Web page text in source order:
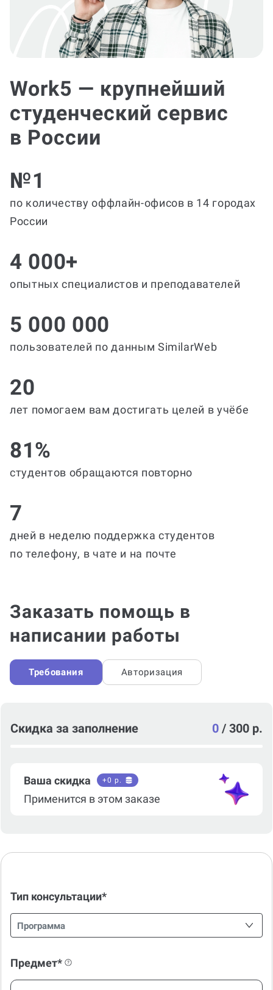
Work5 — крупнейший
студенческий сервис
в России
№1
по количеству оффлайн-офисов в 14 городах
России
4 000+
опытных специалистов и преподавателей
5 000 000
пользователей по данным SimilarWeb
20
лет помогаем вам достигать целей в учёбе
81%
студентов обращаются повторно
7
дней в неделю поддержка студентов
по телефону, в чате и на почте
Заказать помощь в
написании работы
Требования Авторизация
Скидка за заполнение 0 / 300 р.
Ваша скидка +0 р.
Применится в этом заказе
Тип консультации*
Программа
Предмет*